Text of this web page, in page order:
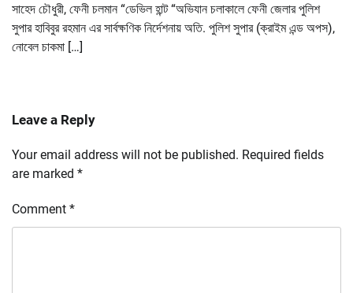
সাহেদ চৌধুরী, ফেনী চলমান “ডেভিল হান্ট “অভিযান চলাকালে ফেনী জেলার পুলিশ
সুপার হাবিবুর রহমান এর সার্বক্ষণিক নির্দেশনায় অতি. পুলিশ সুপার (ক্রাইম এন্ড অপস),
নোবেল চাকমা […]
Leave a Reply
Your email address will not be published. Required fields
are marked *
Comment *